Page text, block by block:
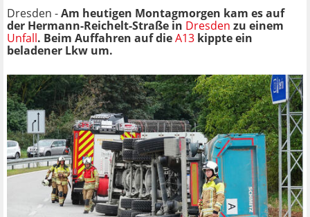
Dresden -Am heutigen Montagmorgen kam es auf
der Hermann-Reichelt-Straße in Dresden zu einem
Unfall. Beim Auffahren auf dieA13 kippte ein
beladener Lkw um.